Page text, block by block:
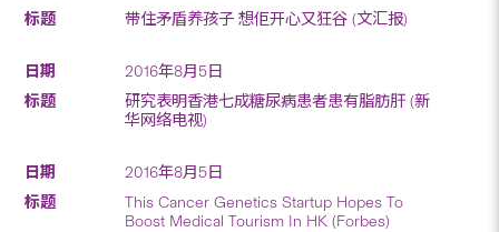
带住矛盾养孩子 想佢开心又狂谷 (文汇报)
2016年8月5日
研究表明香港七成糖尿病患者患有脂肪肝 (新
华网络电视)
2016年8月5日
This Cancer Genetics Startup Hopes To
Boost Medical Tourism In HK (Forbes)